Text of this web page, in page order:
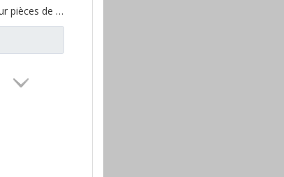
Amortisseur arrière pour pièces de rechange de camion Valin 50A05034